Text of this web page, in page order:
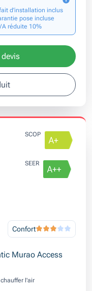
d’installation inclus
pose incluse
réduite 10%
SCOP
SEER
Confort
Murao Access
l'air